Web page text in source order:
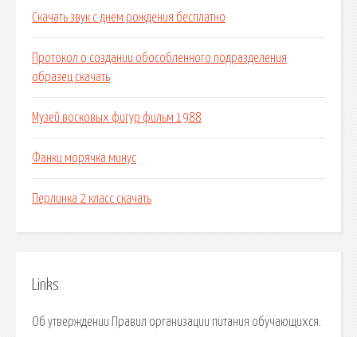
Скачать звук с днем рождения бесплатно
Протокол о создании обособленного подразделения
образец скачать
Музей восковых фигур фильм 1988
Фанки морячка минус
Перлинка 2 класс скачать
Links
Об утверждении Правил организации питания обучающихся.